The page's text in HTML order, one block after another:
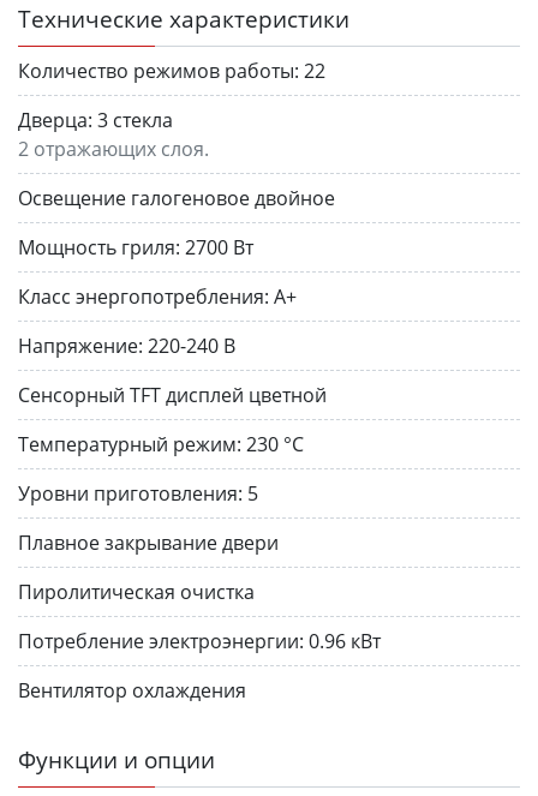
Технические характеристики
Количество режимов работы: 22
Дверца: 3 стекла
2 отражающих слоя.
Освещение галогеновое двойное
Мощность гриля: 2700 Вт
Класс энергопотребления: A+
Напряжение: 220-240 В
Сенсорный TFT дисплей цветной
Температурный режим: 230 °C
Уровни приготовления: 5
Плавное закрывание двери
Пиролитическая очистка
Потребление электроэнергии: 0.96 кВт
Вентилятор охлаждения
Функции и опции